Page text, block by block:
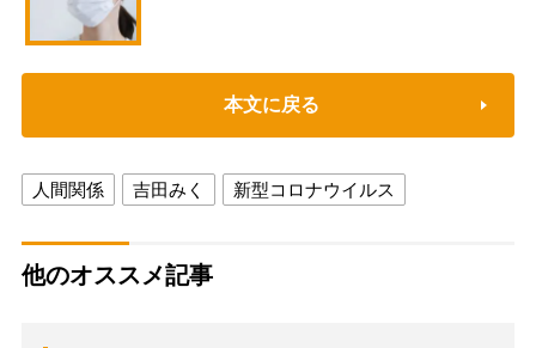
本文に戻る
人間関係 吉田みく 新型コロナウイルス
他のオススメ記事